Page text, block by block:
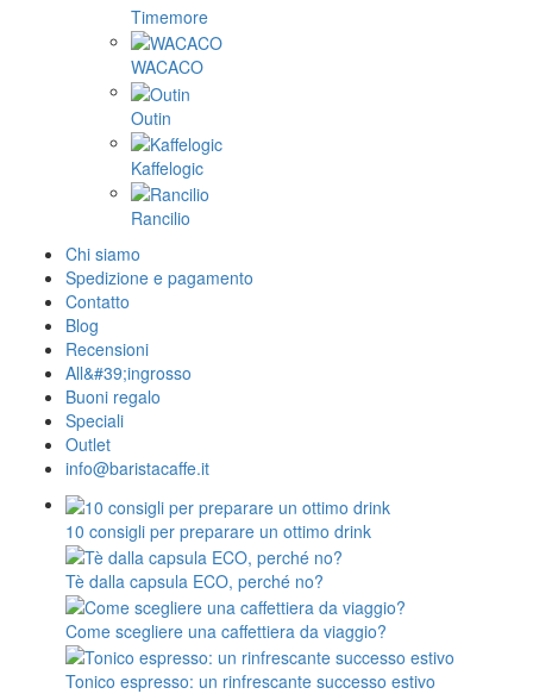
Timemore
WACACO
Outin
Kaffelogic
Rancilio
Chi siamo
Spedizione e pagamento
Contatto
Blog
Recensioni
All&#39;ingrosso
Buoni regalo
Speciali
Outlet
info@baristacaffe.it
10 consigli per preparare un ottimo drink
Tè dalla capsula ECO, perché no?
Come scegliere una caffettiera da viaggio?
Tonico espresso: un rinfrescante successo estivo